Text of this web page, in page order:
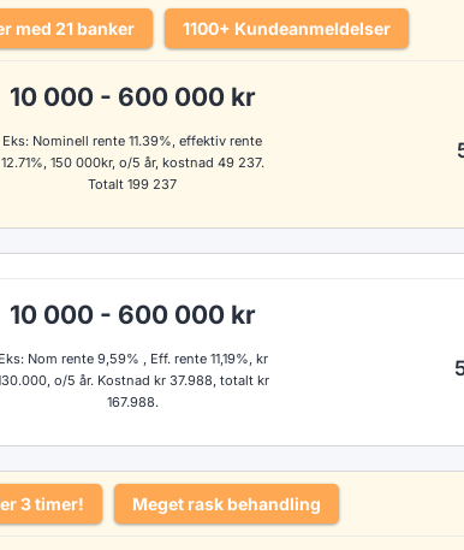
med 21 banker 1100+ Kundeanmeldelser
10 000 - 600 000 kr
Eks: Nominell rente 11.39%, effektiv rente
12.71%, 150 000kr, o/5 år, kostnad 49 237.
Totalt 199 237
10 000 - 600 000 kr
Eks: Nom rente 9,59% , Eff. rente 11,19%, kr
o/5 år. Kostnad kr 37.988, totalt kr
167.988.
3 timer! Meget rask behandling